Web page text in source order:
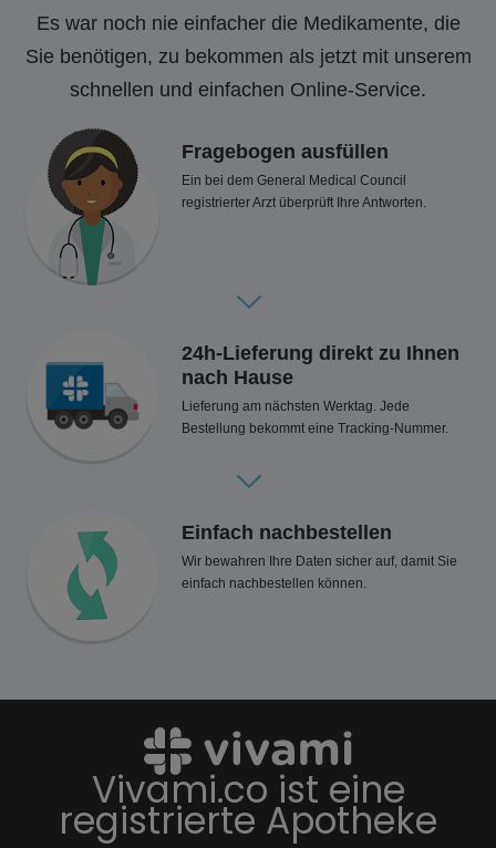
Es war noch nie einfacher die Medikamente, die
Sie benötigen, zu bekommen als jetzt mit unserem
schnellen und einfachen Online-Service.
Fragebogen ausfüllen
Ein bei dem General Medical Council
registrierter Arzt überprüft Ihre Antworten.
24h-Lieferung direkt zu Ihnen
nach Hause
Lieferung am nächsten Werktag. Jede
Bestellung bekommt eine Tracking-Nummer.
Einfach nachbestellen
Wir bewahren Ihre Daten sicher auf, damit Sie
einfach nachbestellen können.
Vivami.co ist eine
registrierte Apotheke